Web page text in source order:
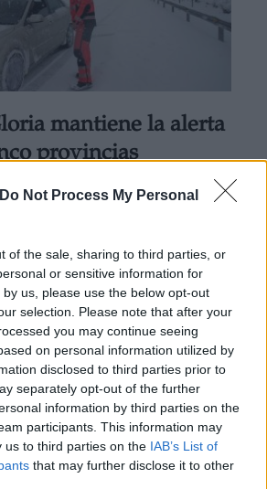
Do Not Process My Personal
of the sale, sharing to third parties, or
or sensitive information for
us, please use the below opt-out
selection. Please note that after your
you may continue seeing
on personal information utilized by
disclosed to third parties prior to
separately opt-out of the further
information by third parties on the
participants. This information may
us to third parties on the IAB’s List of
that may further disclose it to other
mantiene la alerta
provincias